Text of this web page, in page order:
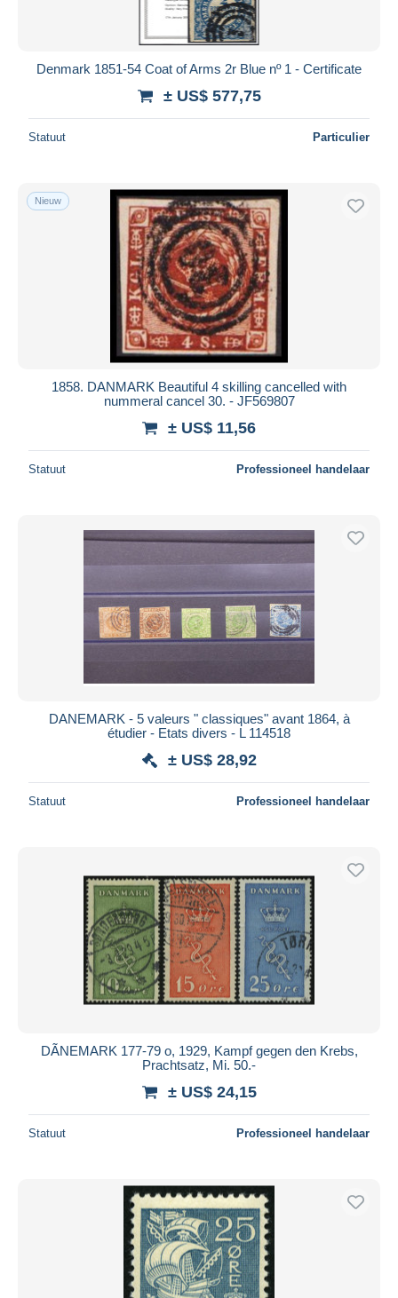
Denmark 1851-54 Coat of Arms 2r Blue nº 1 - Certificate
± US$ 577,75
Statuut Particulier
Nieuw
1858. DANMARK Beautiful 4 skilling cancelled with
nummeral cancel 30. - JF569807
± US$ 11,56
Statuut Professioneel handelaar
DANEMARK - 5 valeurs " classiques" avant 1864, à
étudier - Etats divers - L 114518
± US$ 28,92
Statuut Professioneel handelaar
DÃNEMARK 177-79 o, 1929, Kampf gegen den Krebs,
Prachtsatz, Mi. 50.-
± US$ 24,15
Statuut Professioneel handelaar